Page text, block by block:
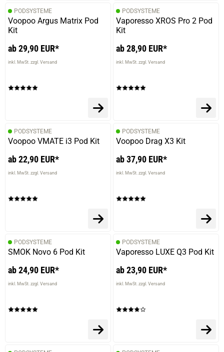
PODSYSTEME
Voopoo Argus Matrix Pod
Kit
ab 29,90 EUR*
inkl. MwSt. zzgl. Versand
PODSYSTEME
Vaporesso XROS Pro 2 Pod
Kit
ab 28,90 EUR*
inkl. MwSt. zzgl. Versand
PODSYSTEME
Voopoo VMATE i3 Pod Kit
ab 22,90 EUR*
inkl. MwSt. zzgl. Versand
PODSYSTEME
Voopoo Drag X3 Kit
ab 37,90 EUR*
inkl. MwSt. zzgl. Versand
PODSYSTEME
SMOK Novo 6 Pod Kit
ab 24,90 EUR*
inkl. MwSt. zzgl. Versand
PODSYSTEME
Vaporesso LUXE Q3 Pod Kit
ab 23,90 EUR*
inkl. MwSt. zzgl. Versand